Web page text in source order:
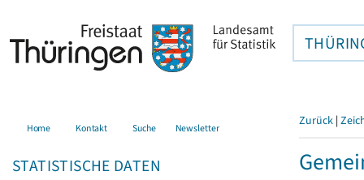
Home Kontakt Suche Newsletter
STATISTISCHE DATEN
Zurück |